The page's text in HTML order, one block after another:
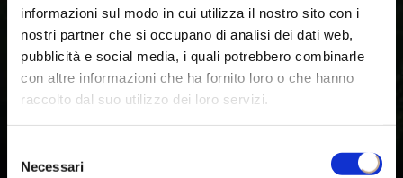
informazioni sul modo in cui utilizza il nostro sito con i
nostri partner che si occupano di analisi dei dati web,
pubblicità e social media, i quali potrebbero combinarle
con altre informazioni che ha fornito loro o che hanno
raccolto dal suo utilizzo dei loro servizi.
delNecessari